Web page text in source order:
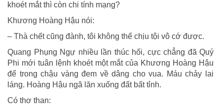
khoét mắt thì còn chi tính mạng?
Khương Hoàng Hậu nói:
– Thà chết cũng đành, tôi không thể chịu tội vô cớ được.
Quang Phụng Ngự nhiều lần thúc hối, cực chẳng đã Quý
Phi mới tuân lệnh khoét một mắt của Khương Hoàng Hậu
để trong chậu vàng đem về dâng cho vua. Máu chảy lai
láng. Hoàng Hậu ngã lăn xuống đất bất tỉnh.
Có thơ than: